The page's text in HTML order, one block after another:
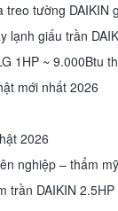
tường DAIKIN
lạnh giấu trần
1HP ~ 9.000Btu
mới nhất 2026
2026
nghiệp – thẩm
trần DAIKIN